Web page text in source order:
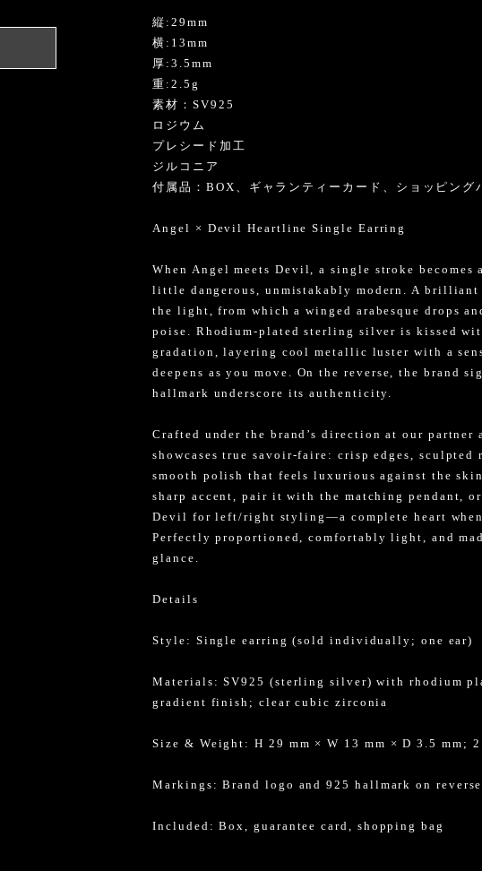
縦:29mm
横:13mm
厚:3.5mm
重:2.5g
素材：SV925
ロジウム
プレシード加工
ジルコニア
付属品：BOX、ギャランティーカード、ショッピング
Angel × Devil Heartline Single Earring
When Angel meets Devil, a single stroke
little dangerous, unmistakably modern. A brilliant
the light, from which a winged arabesque drops
poise. Rhodium-plated sterling silver is kissed
gradation, layering cool metallic luster with a
deepens as you move. On the reverse, the brand
hallmark underscore its authenticity.
Crafted under the brand’s direction at our partner
showcases true savoir-faire: crisp edges,
smooth polish that feels luxurious against the
sharp accent, pair it with the matching pendant,
Devil for left/right styling—a complete heart
Perfectly proportioned, comfortably light, and
glance.
Details
Style: Single earring (sold individually; one ear)
Materials: SV925 (sterling silver) with rhodium
gradient finish; clear cubic zirconia
Size & Weight: H 29 mm × W 13 mm × D 3.5 mm;
Markings: Brand logo and 925 hallmark on reverse
Included: Box, guarantee card, shopping bag